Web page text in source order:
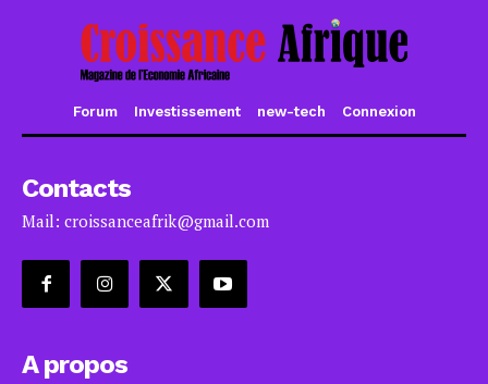
Forum Investissement new-tech Connexion
Contacts
Mail: croissanceafrik@gmail.com
A propos